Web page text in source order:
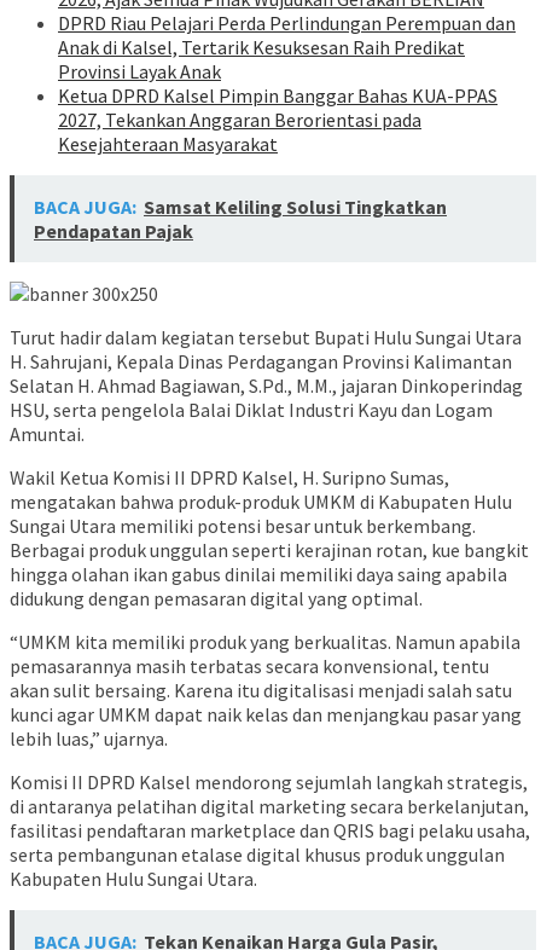
DPRD Riau Pelajari Perda Perlindungan Perempuan dan
Anak di Kalsel, Tertarik Kesuksesan Raih Predikat
Provinsi Layak Anak
Ketua DPRD Kalsel Pimpin Banggar Bahas KUA-PPAS
2027, Tekankan Anggaran Berorientasi pada
Kesejahteraan Masyarakat
BACA JUGA: Samsat Keliling Solusi Tingkatkan
Pendapatan Pajak
Turut hadir dalam kegiatan tersebut Bupati Hulu Sungai Utara
H. Sahrujani, Kepala Dinas Perdagangan Provinsi Kalimantan
Selatan H. Ahmad Bagiawan, S.Pd., M.M., jajaran Dinkoperindag
HSU, serta pengelola Balai Diklat Industri Kayu dan Logam
Amuntai.
Wakil Ketua Komisi II DPRD Kalsel, H. Suripno Sumas,
mengatakan bahwa produk-produk UMKM di Kabupaten Hulu
Sungai Utara memiliki potensi besar untuk berkembang.
Berbagai produk unggulan seperti kerajinan rotan, kue bangkit
hingga olahan ikan gabus dinilai memiliki daya saing apabila
didukung dengan pemasaran digital yang optimal.
“UMKM kita memiliki produk yang berkualitas. Namun apabila
pemasarannya masih terbatas secara konvensional, tentu
akan sulit bersaing. Karena itu digitalisasi menjadi salah satu
kunci agar UMKM dapat naik kelas dan menjangkau pasar yang
lebih luas,” ujarnya.
Komisi II DPRD Kalsel mendorong sejumlah langkah strategis,
di antaranya pelatihan digital marketing secara berkelanjutan,
fasilitasi pendaftaran marketplace dan QRIS bagi pelaku usaha,
serta pembangunan etalase digital khusus produk unggulan
Kabupaten Hulu Sungai Utara.
BACA JUGA: Tekan Kenaikan Harga Gula Pasir,